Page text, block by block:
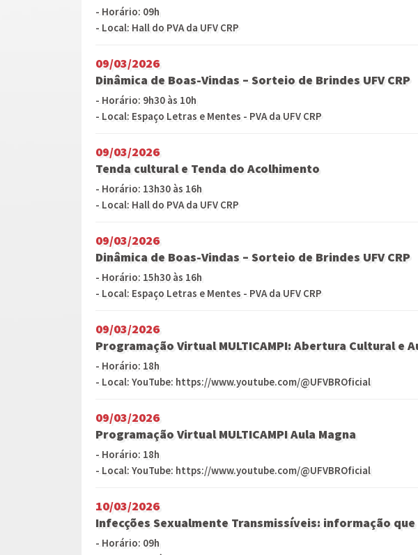
- Horário: 09h
- Local: Hall do PVA da UFV CRP
09/03/2026
Dinâmica de Boas-Vindas – Sorteio de Brindes UFV CRP
- Horário: 9h30 às 10h
- Local: Espaço Letras e Mentes - PVA da UFV CRP
09/03/2026
Tenda cultural e Tenda do Acolhimento
- Horário: 13h30 às 16h
- Local: Hall do PVA da UFV CRP
09/03/2026
Dinâmica de Boas-Vindas – Sorteio de Brindes UFV CRP
- Horário: 15h30 às 16h
- Local: Espaço Letras e Mentes - PVA da UFV CRP
09/03/2026
Programação Virtual MULTICAMPI: Abertura Cultural e
- Horário: 18h
- Local: YouTube: https://www.youtube.com/@UFVBROficial
09/03/2026
Programação Virtual MULTICAMPI Aula Magna
- Horário: 18h
- Local: YouTube: https://www.youtube.com/@UFVBROficial
10/03/2026
Infecções Sexualmente Transmissíveis: informação
- Horário: 09h